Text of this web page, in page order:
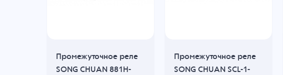
Промежуточное реле
SONG CHUAN 881H-
Промежуточное реле
SONG CHUAN SCL-1-